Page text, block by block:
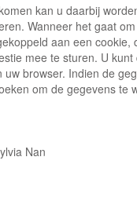
kan u daarbij
Wanneer het gaat
aan een cookie,
mee te sturen. U
uw browser. Indien de
om de gegevens te
Nan